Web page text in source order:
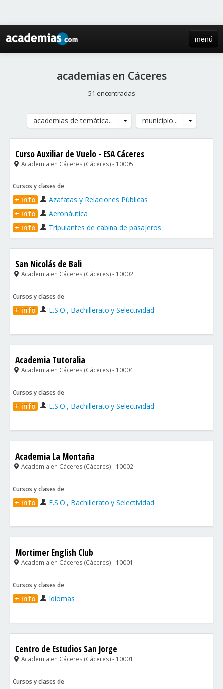
menú
iniciar sesión / registro de centros
academias en Cáceres
51 encontradas
academias de temática... municipio...
Curso Auxiliar de Vuelo - ESA Cáceres
Academia en Cáceres (Cáceres) - 10005
Cursos y clases de
+ info
Azafatas y Relaciones Públicas
+ info
Aeronáutica
+ info
Tripulantes de cabina de pasajeros
San Nicolás de Bali
Academia en Cáceres (Cáceres) - 10002
Cursos y clases de
+ info E.S.O., Bachillerato y Selectividad
Academia Tutoralia
Academia en Cáceres (Cáceres) - 10004
Cursos y clases de
+ info E.S.O., Bachillerato y Selectividad
Academia La Montaña
Academia en Cáceres (Cáceres) - 10002
Cursos y clases de
+ info E.S.O., Bachillerato y Selectividad
Mortimer English Club
Academia en Cáceres (Cáceres) - 10001
Cursos y clases de
+ info Idiomas
Centro de Estudios San Jorge
Academia en Cáceres (Cáceres) - 10001
Cursos y clases de